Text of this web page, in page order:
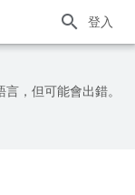
登入
，但可能會出錯。